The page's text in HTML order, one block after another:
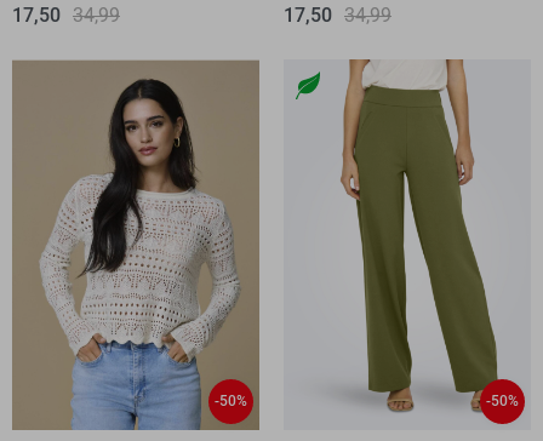
17,50 34,99
17,50 34,99
-50% -50%